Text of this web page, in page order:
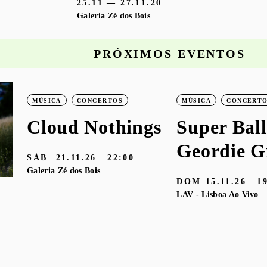
25.11 — 27.11.20
Galeria Zé dos Bois
PRÓXIMOS EVENTOS
MÚSICA CONCERTOS
Cloud Nothings
SÁB 21.11.26
22:00
Galeria Zé dos Bois
MÚSICA
Super
Geordie
DOM 15.11.26
LAV - Lisboa Ao Vivo